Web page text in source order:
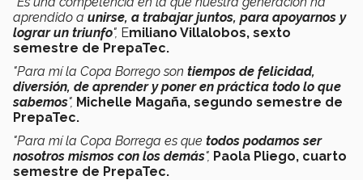
aprendido a unirse, a trabajar juntos, para apoyarnos y
lograr un triunfo", Emiliano Villalobos, sexto
semestre de PrepaTec.
"Para mí la Copa Borrego son tiempos de felicidad,
diversión, de aprender y poner en práctica todo lo que
sabemos", Michelle Magaña, segundo semestre de
PrepaTec.
"Para mí la Copa Borrega es que todos podamos ser
nosotros mismos con los demás", Paola Pliego, cuarto
semestre de PrepaTec.